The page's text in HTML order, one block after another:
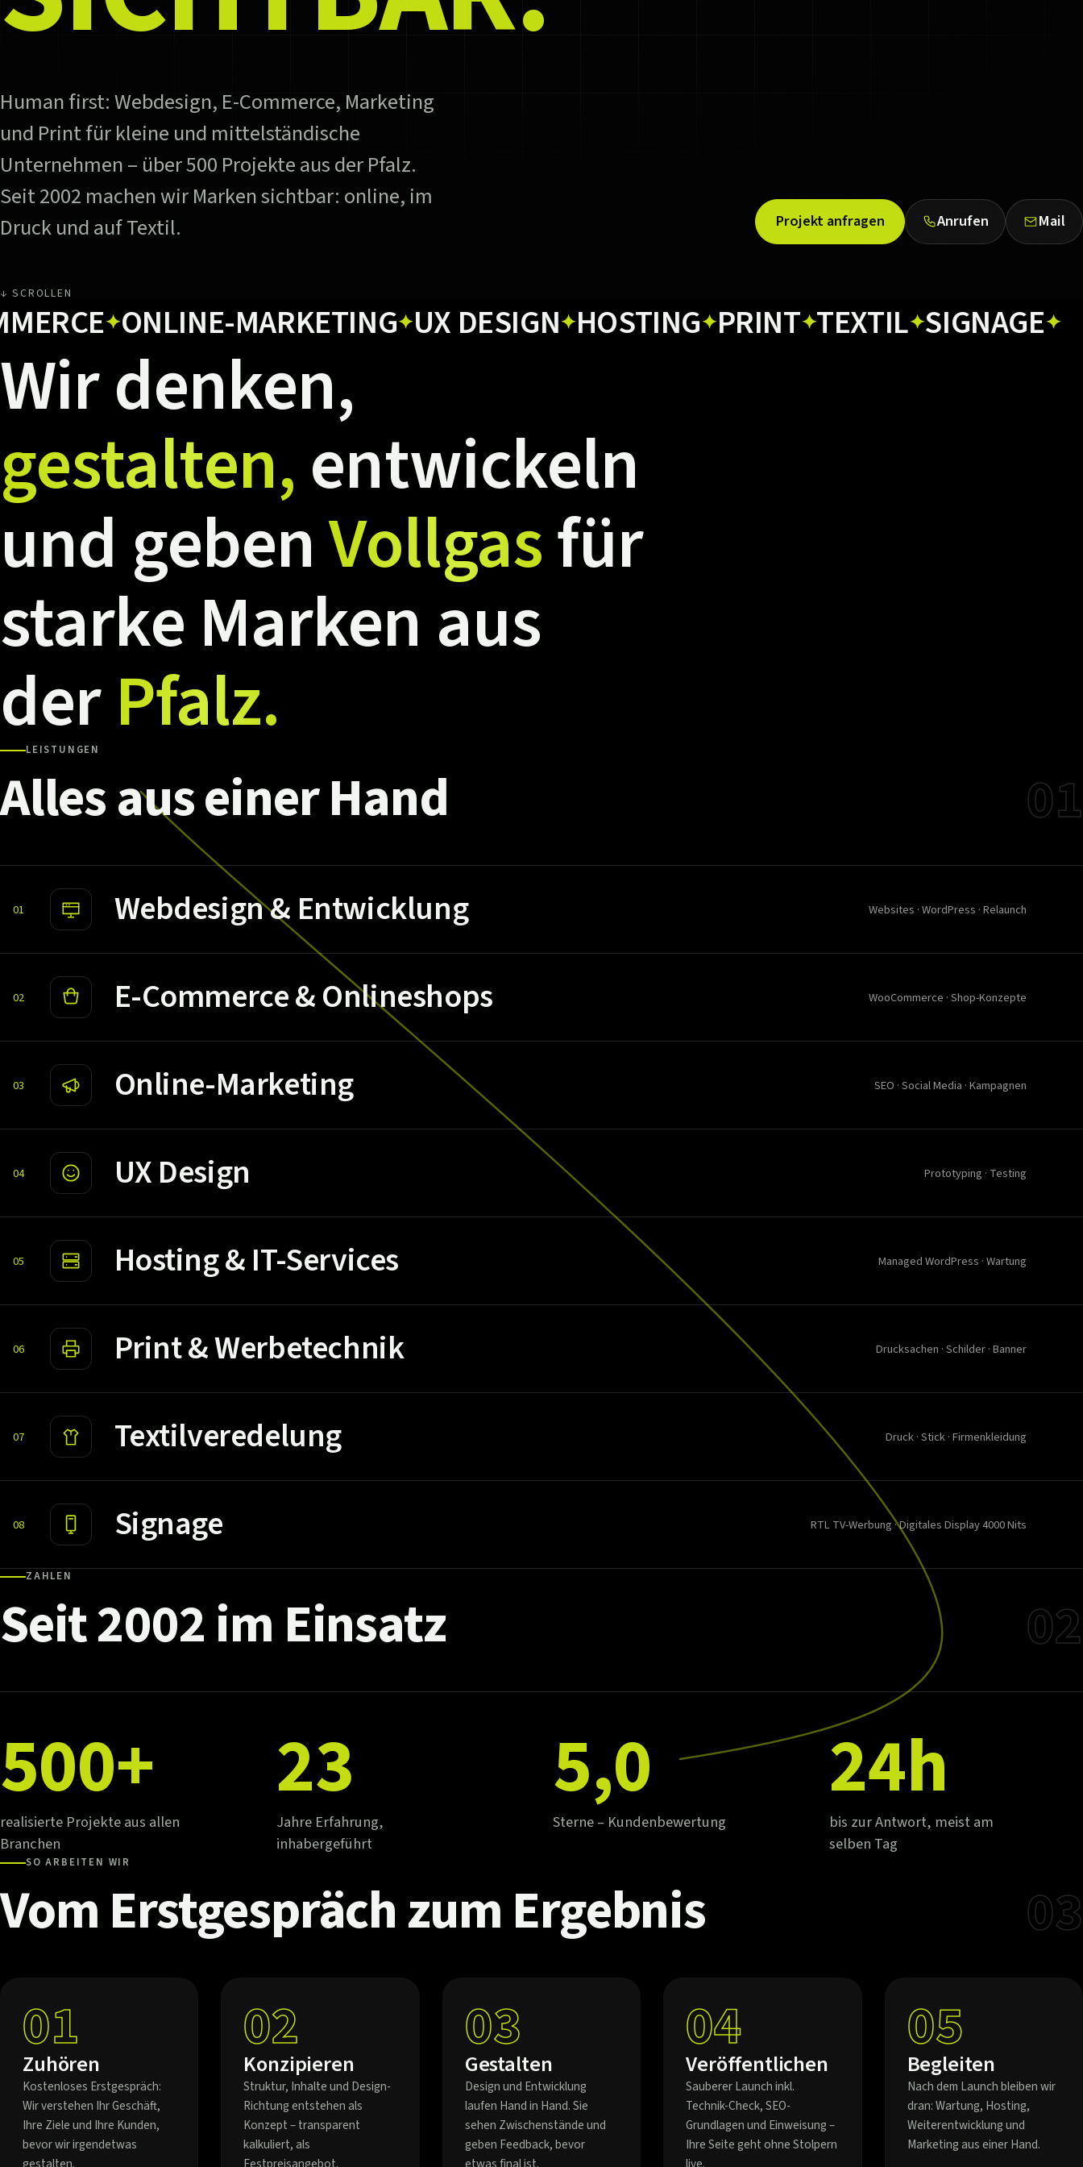
Human first: Webdesign, E-Commerce, Marketing
und Print für kleine und mittelständische
Unternehmen – über 500 Projekte aus der Pfalz.
Seit 2002 machen wir Marken sichtbar: online, im
Druck und auf Textil.
Projekt anfragen Anrufen Mail
↓ SCROLLEN
✦ONLINE-MARKETING✦UX DESIGN✦HOSTING✦PRINT ✦TEXTIL✦SIGNAGE✦
Wirdenken,
gestalten,entwickeln
und gebenVollgasfür
starke Marken aus
derPfalz.
LEISTUNGEN
AllesauseinerHand 01
01 Webdesign & Entwicklung Websites · WordPress · Relaunch
02 E-Commerce & Onlineshops WooCommerce · Shop-Konzepte
03 Online-Marketing SEO · Social Media · Kampagnen
04 UX Design Prototyping · Testing
05 Hosting & IT-Services Managed WordPress · Wartung
06 Print & Werbetechnik Drucksachen · Schilder · Banner
07 Textilveredelung Druck · Stick · Firmenkleidung
08 Signage RTL TV-Werbung · Digitales Display 4000 Nits
ZAHLEN
Seit2002im Einsatz 02
500+
realisierte Projekte aus allen
Branchen
23
Jahre Erfahrung,
inhabergeführt
5,0
Sterne – Kundenbewertung
24h
bis zur Antwort, meist am
selben Tag
SO ARBEITEN WIR
Vom Erstgesprächzum Ergebnis
03
01
Zuhören
Kostenloses Erstgespräch:
Wir verstehen Ihr Geschäft,
Ihre Ziele und Ihre Kunden,
bevor wir irgendetwas
02
Konzipieren
Struktur, Inhalte und Design-
Richtung entstehen als
Konzept – transparent
kalkuliert, als
03
Gestalten
Design und Entwicklung
laufen Hand in Hand. Sie
sehen Zwischenstände und
geben Feedback, bevor
04
Veröffentlichen
Sauberer Launch inkl.
Technik-Check, SEO-
Grundlagen und Einweisung –
Ihre Seite geht ohne Stolpern
05
Begleiten
Nach dem Launch bleiben wir
dran: Wartung, Hosting,
Weiterentwicklung und
Marketing aus einer Hand.